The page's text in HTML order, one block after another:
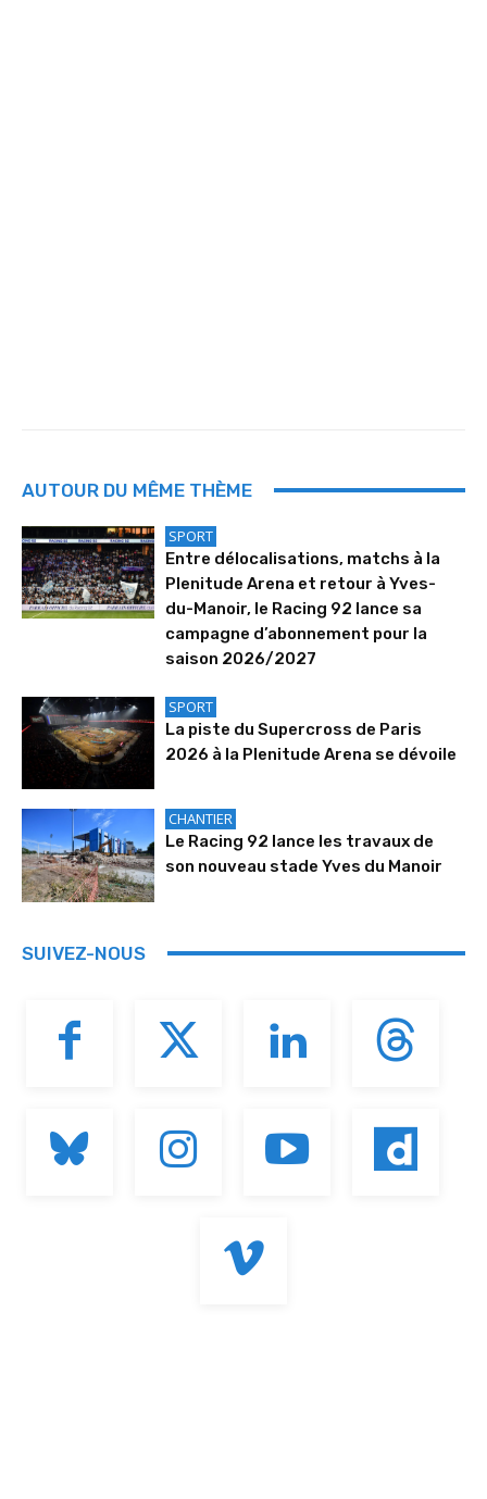
AUTOUR DU MÊME THÈME
SPORT
Entre délocalisations, matchs à la
Plenitude Arena et retour à Yves-
du-Manoir, le Racing 92 lance sa
campagne d’abonnement pour la
saison 2026/2027
SPORT
La piste du Supercross de Paris
2026 à la Plenitude Arena se dévoile
CHANTIER
Le Racing 92 lance les travaux de
son nouveau stade Yves du Manoir
SUIVEZ-NOUS